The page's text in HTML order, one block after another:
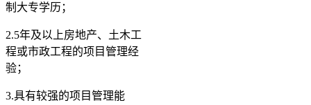
制大专学历；
2.5年及以上房地产、土木工
程或市政工程的项目管理经
验；
3.具有较强的项目管理能